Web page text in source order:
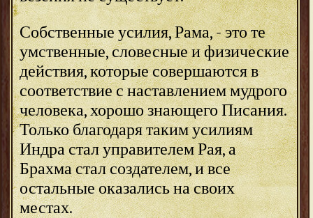
Собственные усилия, Рама, - это те
умственные, словесные и физические
действия, которые совершаются в
соответствие с наставлением мудрого
человека, хорошо знающего Писания.
Только благодаря таким усилиям
Индра стал управителем Рая, а
Брахма стал создателем, и все
остальные оказались на своих
местах.